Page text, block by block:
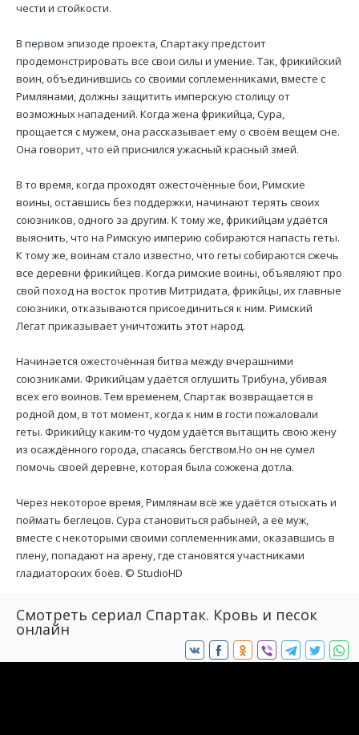
чести и стойкости.
В первом эпизоде проекта, Спартаку предстоит
продемонстрировать все свои силы и умение. Так, фрикийский
воин, объединившись со своими соплеменниками, вместе с
Римлянами, должны защитить имперскую столицу от
возможных нападений. Когда жена фрикийца, Сура,
прощается с мужем, она рассказывает ему о своём вещем сне.
Она говорит, что ей приснился ужасный красный змей.
В то время, когда проходят ожесточённые бои, Римские
воины, оставшись без поддержки, начинают терять своих
союзников, одного за другим. К тому же, фрикийцам удаётся
выяснить, что на Римскую империю собираются напасть геты.
К тому же, воинам стало известно, что геты собираются сжечь
все деревни фрикийцев. Когда римские воины, объявляют про
свой поход на восток против Митридата, фрикйцы, их главные
союзники, отказываются присоединиться к ним. Римский
Легат приказывает уничтожить этот народ.
Начинается ожесточённая битва между вчерашними
союзниками. Фрикийцам удаётся оглушить Трибуна, убивая
всех его воинов. Тем временем, Спартак возвращается в
родной дом, в тот момент, когда к ним в гости пожаловали
геты. Фрикийцу каким-то чудом удаётся вытащить свою жену
из осаждённого города, спасаясь бегством.Но он не сумел
помочь своей деревне, которая была сожжена дотла.
Через некоторое время, Римлянам всё же удаётся отыскать и
поймать беглецов. Сура становиться рабыней, а её муж,
вместе с некоторыми своими соплеменниками, оказавшись в
плену, попадают на арену, где становятся участниками
гладиаторских боёв. © StudioHD
Смотреть сериал Спартак. Кровь и песок
онлайн